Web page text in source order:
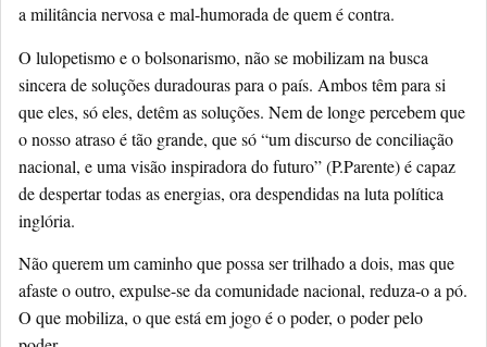
a militância nervosa e mal-humorada de quem é contra.
O lulopetismo e o bolsonarismo, não se mobilizam na busca
sincera de soluções duradouras para o país. Ambos têm para si
que eles, só eles, detêm as soluções. Nem de longe percebem que
o nosso atraso é tão grande, que só “um discurso de conciliação
nacional, e uma visão inspiradora do futuro” (P.Parente) é capaz
de despertar todas as energias, ora despendidas na luta política
inglória.
Não querem um caminho que possa ser trilhado a dois, mas que
afaste o outro, expulse-se da comunidade nacional, reduza-o a pó.
O que mobiliza, o que está em jogo é o poder, o poder pelo